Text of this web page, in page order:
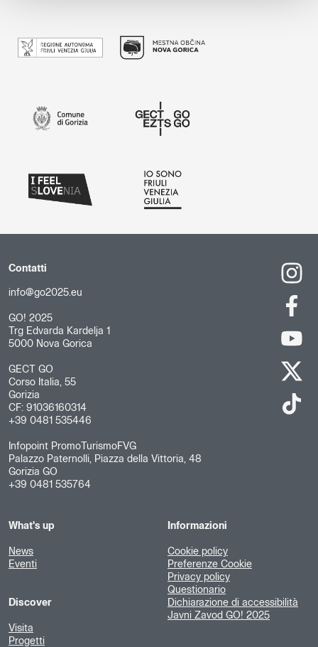
Contatti
info@go2025.eu
GO! 2025
Trg Edvarda Kardelja 1
5000 Nova Gorica
GECT GO
Corso Italia, 55
Gorizia
CF: 91036160314
+39 0481 535446
Infopoint PromoTurismoFVG
Palazzo Paternolli, Piazza della Vittoria, 48
Gorizia GO
+39 0481 535764
What's up
News
Eventi
Discover
Visita
Progetti
Informazioni
Cookie policy
Preferenze Cookie
Privacy policy
Questionario
Dichiarazione di accessibilità
Javni Zavod GO! 2025